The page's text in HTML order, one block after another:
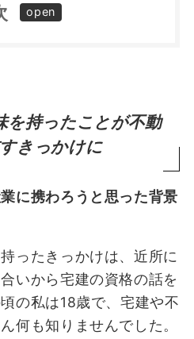
係なく、誰もが安心して
見市に！これからの町
を持ったことが不動
きっかけに
に携わろうと思った背景
ったきっかけは、近所に
いから宅建の資格の話を
の私は18歳で、宅建や不
何も知りませんでした。